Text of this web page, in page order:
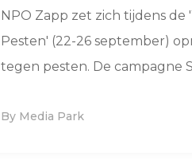
NPO Zapp zet zich tijdens de
Pesten' (22-26 september)
tegen pesten. De campagne
By Media Park